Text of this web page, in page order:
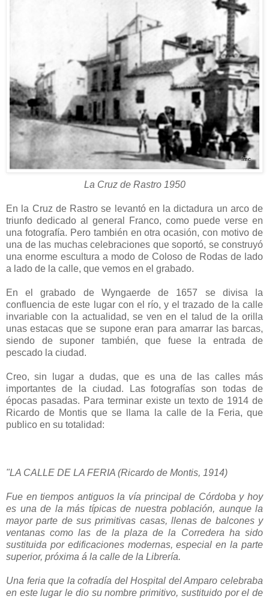
La Cruz de Rastro 1950
En la Cruz de Rastro se levantó en la dictadura un arco de
triunfo dedicado al general Franco, como puede verse en
una fotografía. Pero también en otra ocasión, con motivo de
una de las muchas celebraciones que soportó, se construyó
una enorme escultura a modo de Coloso de Rodas de lado
a lado de la calle, que vemos en el grabado.
En el grabado de Wyngaerde de 1657 se divisa la
confluencia de este lugar con el río, y el trazado de la calle
invariable con la actualidad, se ven en el talud de la orilla
unas estacas que se supone eran para amarrar las barcas,
siendo de suponer también, que fuese la entrada de
pescado la ciudad.
Creo, sin lugar a dudas, que es una de las calles más
importantes de la ciudad. Las fotografías son todas de
épocas pasadas. Para terminar existe un texto de 1914 de
Ricardo de Montis que se llama la calle de la Feria, que
publico en su totalidad:
"LA CALLE DE LA FERIA (Ricardo de Montis, 1914)
Fue en tiempos antiguos la vía principal de Córdoba y hoy
es una de la más típicas de nuestra población, aunque la
mayor parte de sus primitivas casas, llenas de balcones y
ventanas como las de la plaza de la Corredera ha sido
sustituida por edificaciones modernas, especial en la parte
superior, próxima á la calle de la Librería.
Una feria que la cofradía del Hospital del Amparo celebraba
en este lugar le dio su nombre primitivo, sustituido por el de